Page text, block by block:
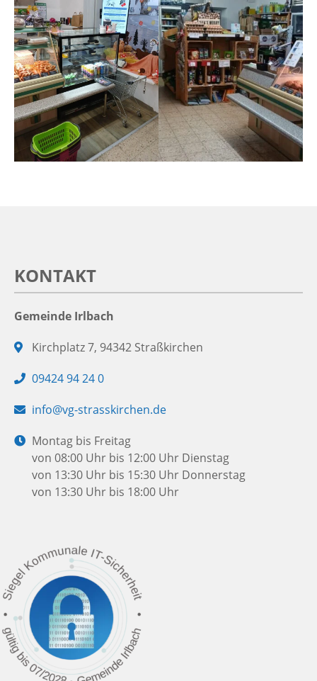
KONTAKT
Gemeinde Irlbach
Adresse:
Kirchplatz 7, 94342 Straßkirchen
Telefon:
09424 94 24 0
E- info@vg-strasskirchen.de
Öffnungszeiten:
Montag bis Freitag
von 08:00 Uhr bis 12:00 Uhr Dienstag
von 13:30 Uhr bis 15:30 Uhr Donnerstag
von 13:30 Uhr bis 18:00 Uhr